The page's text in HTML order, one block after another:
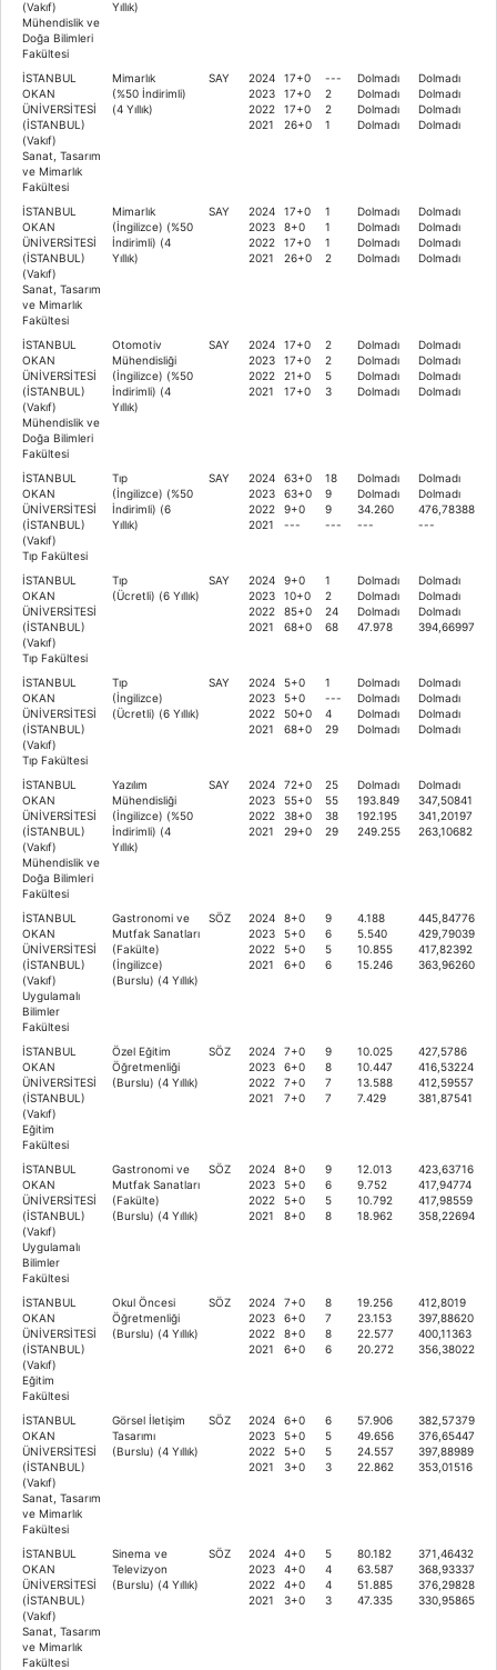
(Vakıf)
Mühendislik ve
Doğa Bilimleri
Fakültesi
Yıllık)
İSTANBUL
OKAN
ÜNİVERSİTESİ
(İSTANBUL)
(Vakıf)
Sanat, Tasarım
ve Mimarlık
Fakültesi
Mimarlık
(%50 İndirimli)
(4 Yıllık)
SAY
2024
2023
2022
2021
17+0
17+0
17+0
26+0
---
2
2
1
Dolmadı
Dolmadı
Dolmadı
Dolmadı
Dolmadı
Dolmadı
Dolmadı
Dolmadı
İSTANBUL
OKAN
ÜNİVERSİTESİ
(İSTANBUL)
(Vakıf)
Sanat, Tasarım
ve Mimarlık
Fakültesi
Mimarlık
(İngilizce) (%50
İndirimli) (4
Yıllık)
SAY
2024
2023
2022
2021
17+0
8+0
17+0
26+0
1
1
1
2
Dolmadı
Dolmadı
Dolmadı
Dolmadı
Dolmadı
Dolmadı
Dolmadı
Dolmadı
İSTANBUL
OKAN
ÜNİVERSİTESİ
(İSTANBUL)
(Vakıf)
Mühendislik ve
Doğa Bilimleri
Fakültesi
Otomotiv
Mühendisliği
(İngilizce) (%50
İndirimli) (4
Yıllık)
SAY
2024
2023
2022
2021
17+0
17+0
21+0
17+0
2
2
5
3
Dolmadı
Dolmadı
Dolmadı
Dolmadı
Dolmadı
Dolmadı
Dolmadı
Dolmadı
İSTANBUL
OKAN
ÜNİVERSİTESİ
(İSTANBUL)
(Vakıf)
Tıp Fakültesi
Tıp
(İngilizce) (%50
İndirimli) (6
Yıllık)
SAY
2024
2023
2022
2021
63+0
63+0
9+0
---
18
9
9
---
Dolmadı
Dolmadı
34.260
---
Dolmadı
Dolmadı
476,78388
---
İSTANBUL
OKAN
ÜNİVERSİTESİ
(İSTANBUL)
(Vakıf)
Tıp Fakültesi
Tıp
(Ücretli) (6 Yıllık)
SAY
2024
2023
2022
2021
9+0
10+0
85+0
68+0
1
2
24
68
Dolmadı
Dolmadı
Dolmadı
47.978
Dolmadı
Dolmadı
Dolmadı
394,66997
İSTANBUL
OKAN
ÜNİVERSİTESİ
(İSTANBUL)
(Vakıf)
Tıp Fakültesi
Tıp
(İngilizce)
(Ücretli) (6 Yıllık)
SAY
2024
2023
2022
2021
5+0
5+0
50+0
68+0
1
---
4
29
Dolmadı
Dolmadı
Dolmadı
Dolmadı
Dolmadı
Dolmadı
Dolmadı
Dolmadı
İSTANBUL
OKAN
ÜNİVERSİTESİ
(İSTANBUL)
(Vakıf)
Mühendislik ve
Doğa Bilimleri
Fakültesi
Yazılım
Mühendisliği
(İngilizce) (%50
İndirimli) (4
Yıllık)
SAY
2024
2023
2022
2021
72+0
55+0
38+0
29+0
25
55
38
29
Dolmadı
193.849
192.195
249.255
Dolmadı
347,50841
341,20197
263,10682
İSTANBUL
OKAN
ÜNİVERSİTESİ
(İSTANBUL)
(Vakıf)
Uygulamalı
Bilimler
Fakültesi
Gastronomi ve
Mutfak Sanatları
(Fakülte)
(İngilizce)
(Burslu) (4 Yıllık)
SÖZ
2024
2023
2022
2021
8+0
5+0
5+0
6+0
9
6
5
6
4.188
5.540
10.855
15.246
445,84776
429,79039
417,82392
363,96260
İSTANBUL
OKAN
ÜNİVERSİTESİ
(İSTANBUL)
(Vakıf)
Eğitim
Fakültesi
Özel Eğitim
Öğretmenliği
(Burslu) (4 Yıllık)
SÖZ
2024
2023
2022
2021
7+0
6+0
7+0
7+0
9
8
7
7
10.025
10.447
13.588
7.429
427,5786
416,53224
412,59557
381,87541
İSTANBUL
OKAN
ÜNİVERSİTESİ
(İSTANBUL)
(Vakıf)
Uygulamalı
Bilimler
Fakültesi
Gastronomi ve
Mutfak Sanatları
(Fakülte)
(Burslu) (4 Yıllık)
SÖZ
2024
2023
2022
2021
8+0
5+0
5+0
8+0
9
6
5
8
12.013
9.752
10.792
18.962
423,63716
417,94774
417,98559
358,22694
İSTANBUL
OKAN
ÜNİVERSİTESİ
(İSTANBUL)
(Vakıf)
Eğitim
Fakültesi
Okul Öncesi
Öğretmenliği
(Burslu) (4 Yıllık)
SÖZ
2024
2023
2022
2021
7+0
6+0
8+0
6+0
8
7
8
6
19.256
23.153
22.577
20.272
412,8019
397,88620
400,11363
356,38022
İSTANBUL
OKAN
ÜNİVERSİTESİ
(İSTANBUL)
(Vakıf)
Sanat, Tasarım
ve Mimarlık
Fakültesi
Görsel İletişim
Tasarımı
(Burslu) (4 Yıllık)
SÖZ
2024
2023
2022
2021
6+0
5+0
5+0
3+0
6
5
5
3
57.906
49.656
24.557
22.862
382,57379
376,65447
397,88989
353,01516
İSTANBUL
OKAN
ÜNİVERSİTESİ
(İSTANBUL)
(Vakıf)
Sanat, Tasarım
ve Mimarlık
Fakültesi
Sinema ve
Televizyon
(Burslu) (4 Yıllık)
SÖZ
2024
2023
2022
2021
4+0
4+0
4+0
3+0
5
4
4
3
80.182
63.587
51.885
47.335
371,46432
368,93337
376,29828
330,95865